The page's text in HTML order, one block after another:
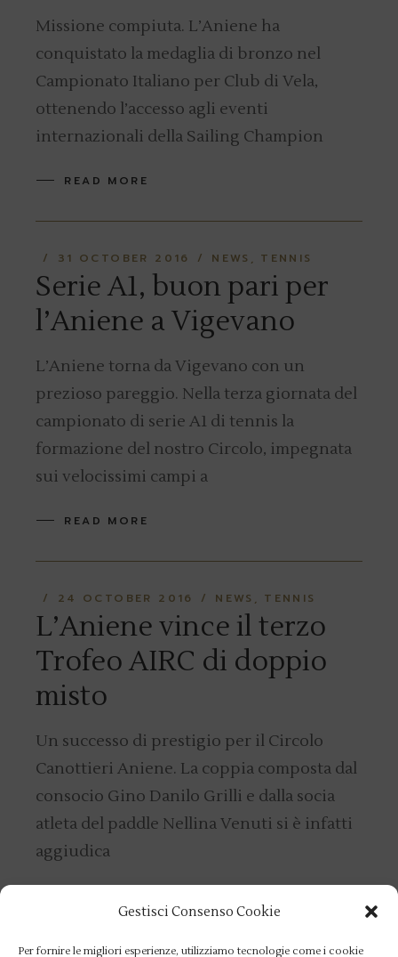
Gestisci Consenso Cookie
Per fornire le migliori esperienze, utilizziamo tecnologie come i cookie
Missione compiuta. L’Aniene ha
conquistato la medaglia di bronzo nel
Campionato Italiano per Club di Vela,
ottenendo l’accesso agli eventi
internazionali della Sailing Champion
READ MORE
31 OCTOBER 2016 NEWS TENNIS
Serie A1, buon pari per
l’Aniene a Vigevano
L’Aniene torna da Vigevano con un
prezioso pareggio. Nella terza giornata del
campionato di serie A1 di tennis la
formazione del nostro Circolo, impegnata
sui velocissimi campi a
READ MORE
24 OCTOBER 2016 NEWS TENNIS
L’Aniene vince il terzo
Trofeo AIRC di doppio
misto
Un successo di prestigio per il Circolo
Canottieri Aniene. La coppia composta dal
consocio Gino Danilo Grilli e dalla socia
atleta del paddle Nellina Venuti si è infatti
aggiudica